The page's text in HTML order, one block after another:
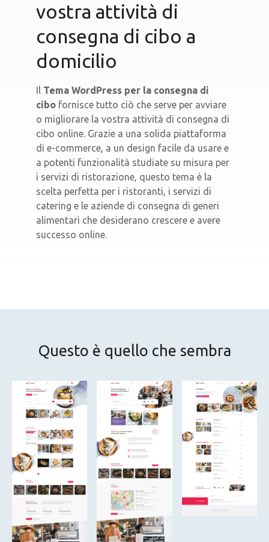
vostra attività di
consegna di cibo a
domicilio
Il Tema WordPress per la consegna di
cibo fornisce tutto ciò che serve per avviare
o migliorare la vostra attività di consegna di
cibo online. Grazie a una solida piattaforma
di e-commerce, a un design facile da usare e
a potenti funzionalità studiate su misura per
i servizi di ristorazione, questo tema è la
scelta perfetta per i ristoranti, i servizi di
catering e le aziende di consegna di generi
alimentari che desiderano crescere e avere
successo online.
Questo è quello che sembra